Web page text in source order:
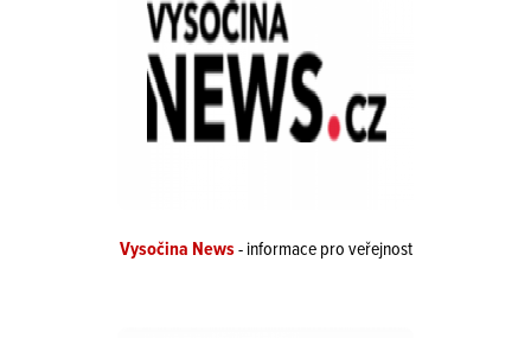
Vysočina News- informace pro veřejnost